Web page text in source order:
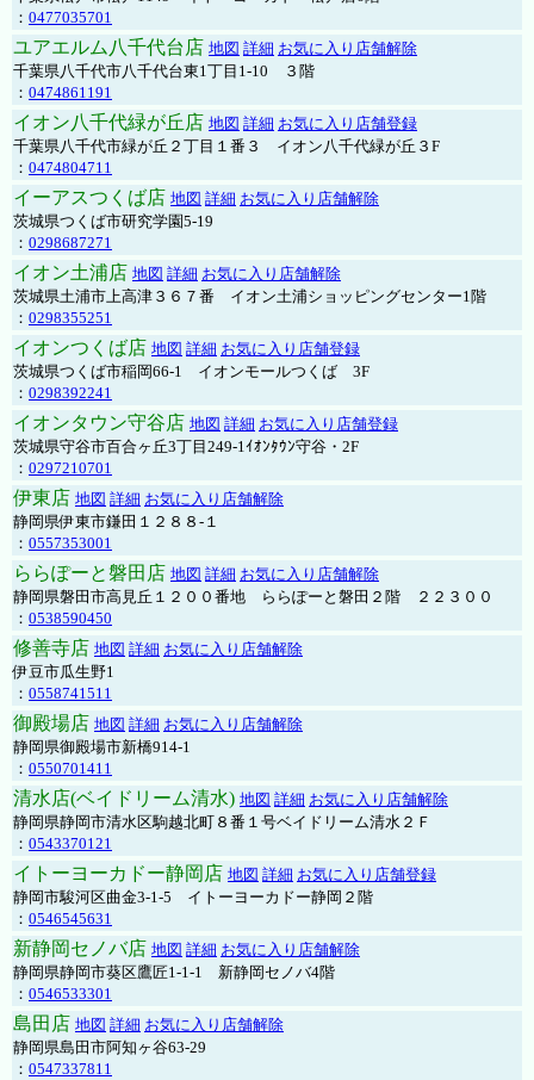
： 0477035701
ユアエルム八千代台店 地図 詳細 お気に入り店舗解除
千葉県八千代市八千代台東1丁目1-10 ３階
： 0474861191
イオン八千代緑が丘店 地図 詳細 お気に入り店舗登録
千葉県八千代市緑が丘２丁目１番３ イオン八千代緑が丘３F
： 0474804711
イーアスつくば店 地図 詳細 お気に入り店舗解除
茨城県つくば市研究学園5-19
： 0298687271
イオン土浦店 地図 詳細 お気に入り店舗解除
茨城県土浦市上高津３６７番 イオン土浦ショッピングセンター1階
： 0298355251
イオンつくば店 地図 詳細 お気に入り店舗登録
茨城県つくば市稲岡66-1 イオンモールつくば 3F
： 0298392241
イオンタウン守谷店 地図 詳細 お気に入り店舗登録
茨城県守谷市百合ヶ丘3丁目249-1ｲｵﾝﾀｳﾝ守谷・2F
： 0297210701
伊東店 地図 詳細 お気に入り店舗解除
静岡県伊東市鎌田１２８８-１
： 0557353001
ららぽーと磐田店 地図 詳細 お気に入り店舗解除
静岡県磐田市高見丘１２００番地 ららぽーと磐田２階 ２２３００
： 0538590450
修善寺店 地図 詳細 お気に入り店舗解除
伊豆市瓜生野1
： 0558741511
御殿場店 地図 詳細 お気に入り店舗解除
静岡県御殿場市新橋914-1
： 0550701411
清水店(ベイドリーム清水) 地図 詳細 お気に入り店舗解除
静岡県静岡市清水区駒越北町８番１号ベイドリーム清水２Ｆ
： 0543370121
イトーヨーカドー静岡店 地図 詳細 お気に入り店舗登録
静岡市駿河区曲金3-1-5 イトーヨーカドー静岡２階
： 0546545631
新静岡セノバ店 地図 詳細 お気に入り店舗解除
静岡県静岡市葵区鷹匠1-1-1 新静岡セノバ4階
： 0546533301
島田店 地図 詳細 お気に入り店舗解除
静岡県島田市阿知ヶ谷63-29
： 0547337811